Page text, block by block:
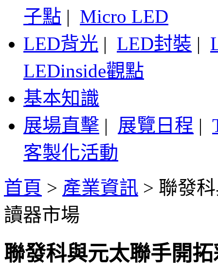
子點 | Micro LED
LED背光 | LED封裝 |
LEDinside觀點
基本知識
展場直擊 | 展覽日程 |
客製化活動
首頁 > 產業資訊 > 聯發
讀器市場
聯發科與元太聯手開